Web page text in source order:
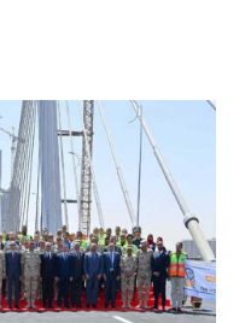
الرئيس عبد الفتاح